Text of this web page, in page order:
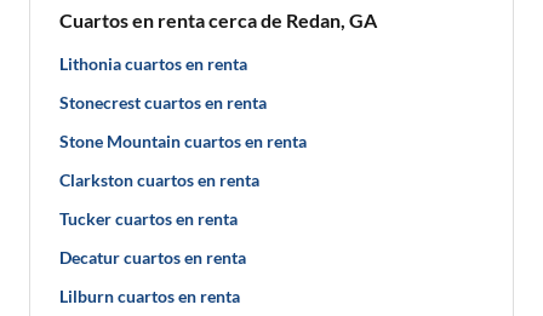
Cuartos en renta cerca de Redan, GA
Lithonia cuartos en renta
Stonecrest cuartos en renta
Stone Mountain cuartos en renta
Clarkston cuartos en renta
Tucker cuartos en renta
Decatur cuartos en renta
Lilburn cuartos en renta